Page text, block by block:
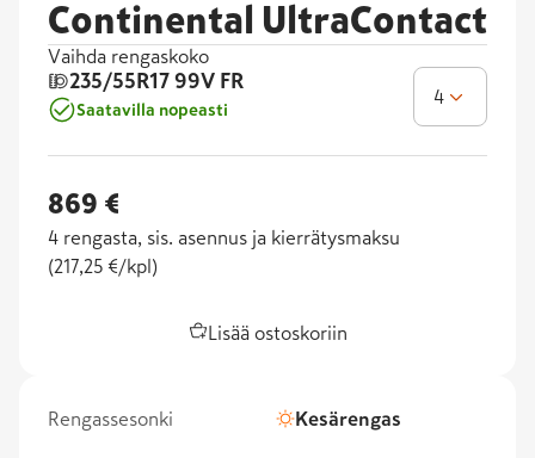
Continental UltraContact
Vaihda rengaskoko
235/55R17 99V FR
Saatavilla nopeasti
4
869 €
4 rengasta, sis. asennus ja kierrätysmaksu
(217,25 €/kpl )
Lisää ostoskoriin
Rengassesonki Kesärengas